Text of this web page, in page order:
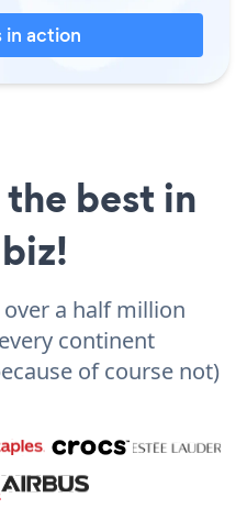
in action
best in
over a half million
continent
of course not)